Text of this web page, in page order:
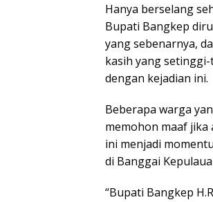
Hanya berselang
Bupati Bangkep
yang sebenarnya,
kasih yang
dengan kejadian ini.
Beberapa warga
memohon maaf jika
ini menjadi
di Banggai
“Bupati Bangkep